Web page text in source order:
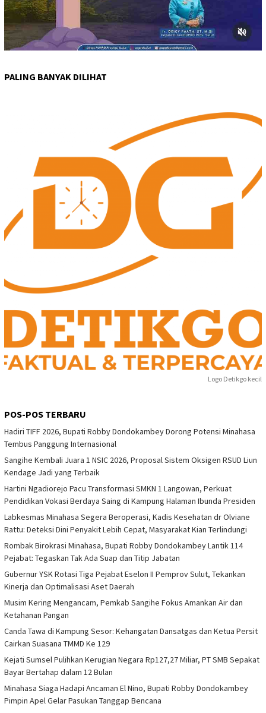
PALING BANYAK DILIHAT
Logo Detikgo kecil
POS-POS TERBARU
Hadiri TIFF 2026, Bupati Robby Dondokambey Dorong Potensi Minahasa
Tembus Panggung Internasional
Sangihe Kembali Juara 1 NSIC 2026, Proposal Sistem Oksigen RSUD Liun
Kendage Jadi yang Terbaik
Hartini Ngadiorejo Pacu Transformasi SMKN 1 Langowan, Perkuat
Pendidikan Vokasi Berdaya Saing di Kampung Halaman Ibunda Presiden
Labkesmas Minahasa Segera Beroperasi, Kadis Kesehatan dr Olviane
Rattu: Deteksi Dini Penyakit Lebih Cepat, Masyarakat Kian Terlindungi
Rombak Birokrasi Minahasa, Bupati Robby Dondokambey Lantik 114
Pejabat: Tegaskan Tak Ada Suap dan Titip Jabatan
Gubernur YSK Rotasi Tiga Pejabat Eselon II Pemprov Sulut, Tekankan
Kinerja dan Optimalisasi Aset Daerah
Musim Kering Mengancam, Pemkab Sangihe Fokus Amankan Air dan
Ketahanan Pangan
Canda Tawa di Kampung Sesor: Kehangatan Dansatgas dan Ketua Persit
Cairkan Suasana TMMD Ke 129
Kejati Sumsel Pulihkan Kerugian Negara Rp127,27 Miliar, PT SMB Sepakat
Bayar Bertahap dalam 12 Bulan
Minahasa Siaga Hadapi Ancaman El Nino, Bupati Robby Dondokambey
Pimpin Apel Gelar Pasukan Tanggap Bencana